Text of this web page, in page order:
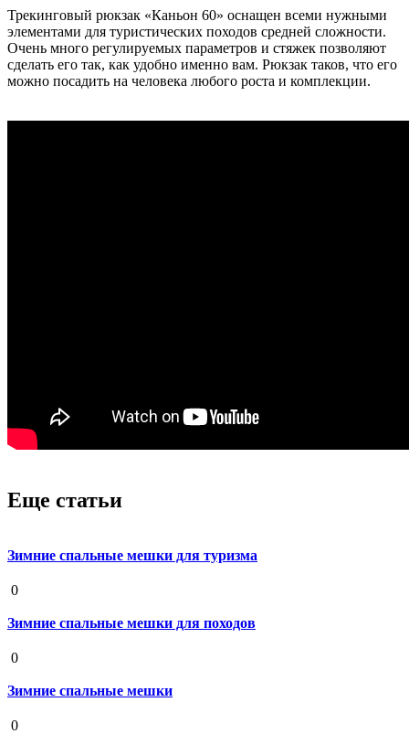
Трекинговый рюкзак «Каньон 60» оснащен всеми нужными
элементами для туристических походов средней сложности.
Очень много регулируемых параметров и стяжек позволяют
сделать его так, как удобно именно вам. Рюкзак таков, что его
можно посадить на человека любого роста и комплекции.
Еще статьи
Зимние спальные мешки для туризма
0
Зимние спальные мешки для походов
0
Зимние спальные мешки
0